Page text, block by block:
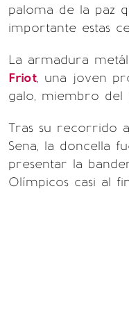
paloma de la paz
importante estas
La armadura
Friot, una joven
galo, miembro del
Tras su recorrido
Sena, la doncella
presentar la
Olímpicos casi al